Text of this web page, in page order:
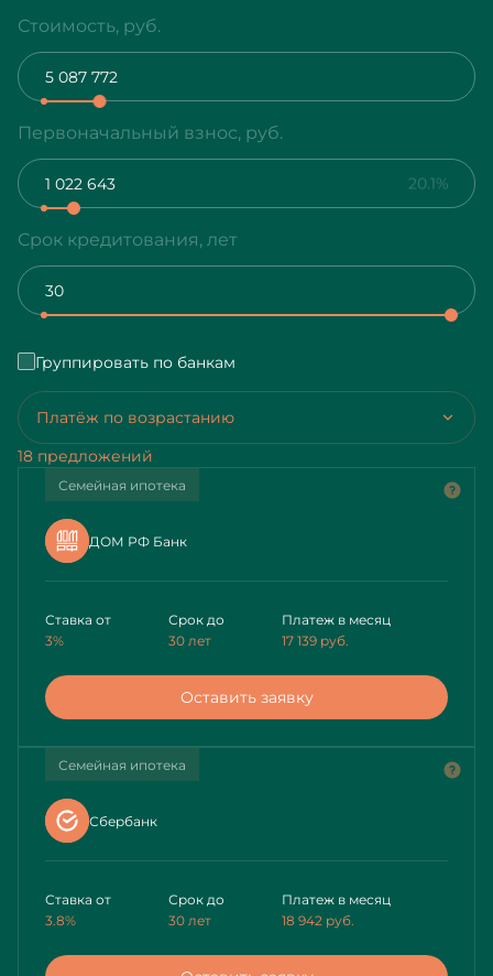
Стоимость, руб.
Первоначальный взнос, руб.
20.1%
Срок кредитования, лет
Группировать по банкам
Платёж по возрастанию
18 предложений
Семейная ипотека
ДОМ РФ Банк
Ставка от
3%
Срок до
30 лет
Платеж в месяц
17 139 руб.
Оставить заявку
Семейная ипотека
Сбербанк
Ставка от
3.8%
Срок до
30 лет
Платеж в месяц
18 942 руб.